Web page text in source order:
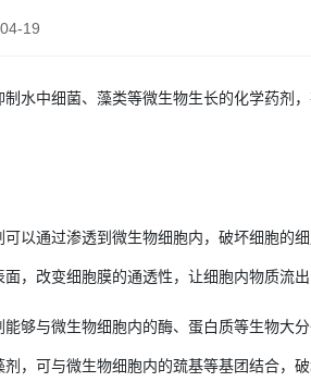
19
水中细菌、藻类等微生物生长的化学药剂
以通过渗透到微生物细胞内，破坏细胞的
，改变细胞膜的通透性，让细胞内物质流
够与微生物细胞内的酶、蛋白质等生物大
，可与微生物细胞内的巯基等基团结合，